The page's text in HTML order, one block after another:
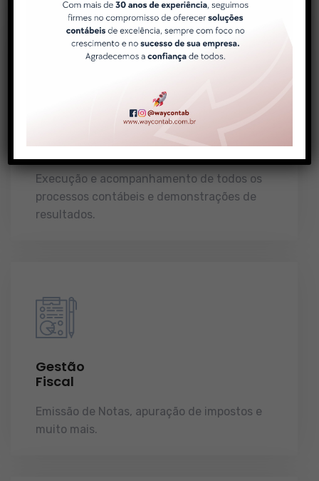
Contábil
Execução e acompanhamento de todos os
processos contábeis e demonstrações de
resultados.
Gestão
Fiscal
Emissão de Notas, apuração de impostos e
muito mais.